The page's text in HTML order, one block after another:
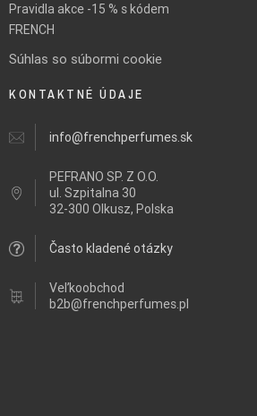
Pravidla akce -15 % s kódem
FRENCH
Súhlas so súbormi cookie
KONTAKTNÉ ÚDAJE
info@frenchperfumes.sk
PEFRANO SP. Z O.O.
ul. Szpitalna 30
32-300 Olkusz, Polska
Často kladené otázky
Veľkoobchod
b2b@frenchperfumes.pl